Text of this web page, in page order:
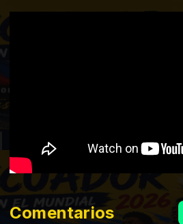
Comentarios